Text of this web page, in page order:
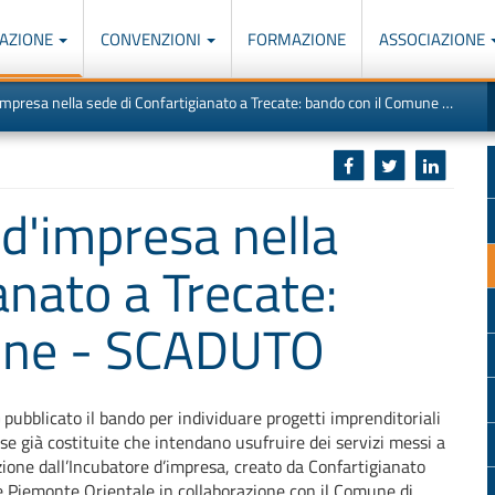
CONVENZIONI FORMAZIONE ASSOCIAZIONE
nella sede di Confartigianato a Trecate: bando con il Comune - SCADUTO
nella
a Trecate:
- SCADUTO
pubblicato il bando per individuare progetti imprenditoriali
già costituite che intendano usufruire dei servizi messi a
dall’Incubatore d’impresa, creato da Confartigianato